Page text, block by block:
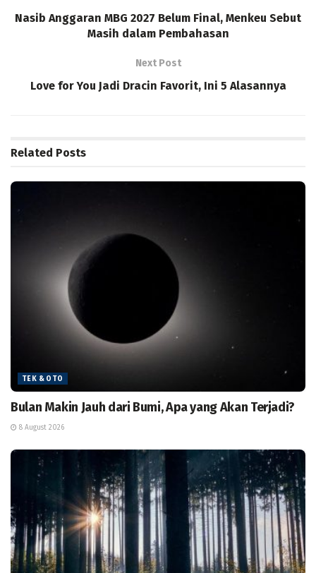
Nasib Anggaran MBG 2027 Belum Final, Menkeu Sebut
Masih dalam Pembahasan
Next Post
Love for You Jadi Dracin Favorit, Ini 5 Alasannya
Related Posts
TEK & OTO
Bulan Makin Jauh dari Bumi, Apa yang Akan Terjadi?
8 August 2026